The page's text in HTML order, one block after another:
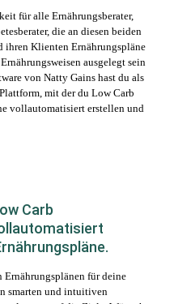
für alle Ernährungsberater,
die an diesen beiden
ihren Klienten Ernährungspläne
ausgelegt sein
von Natty Gains hast du als
mit der du Low Carb
vollautomatisiert erstellen und
Carb
Ernährungsplänen für deine
smarten und intuitiven